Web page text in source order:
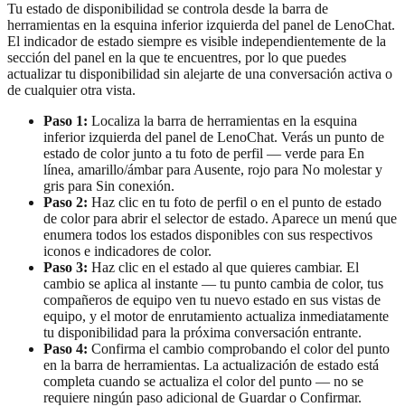
Tu estado de disponibilidad se controla desde la barra de
herramientas en la esquina inferior izquierda del panel de LenoChat.
El indicador de estado siempre es visible independientemente de la
sección del panel en la que te encuentres, por lo que puedes
actualizar tu disponibilidad sin alejarte de una conversación activa o
de cualquier otra vista.
Paso 1: Localiza la barra de herramientas en la esquina
inferior izquierda del panel de LenoChat. Verás un punto de
estado de color junto a tu foto de perfil — verde para En
línea, amarillo/ámbar para Ausente, rojo para No molestar y
gris para Sin conexión.
Paso 2: Haz clic en tu foto de perfil o en el punto de estado
de color para abrir el selector de estado. Aparece un menú que
enumera todos los estados disponibles con sus respectivos
iconos e indicadores de color.
Paso 3: Haz clic en el estado al que quieres cambiar. El
cambio se aplica al instante — tu punto cambia de color, tus
compañeros de equipo ven tu nuevo estado en sus vistas de
equipo, y el motor de enrutamiento actualiza inmediatamente
tu disponibilidad para la próxima conversación entrante.
Paso 4: Confirma el cambio comprobando el color del punto
en la barra de herramientas. La actualización de estado está
completa cuando se actualiza el color del punto — no se
requiere ningún paso adicional de Guardar o Confirmar.